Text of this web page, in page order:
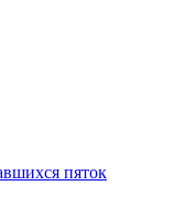
пяток